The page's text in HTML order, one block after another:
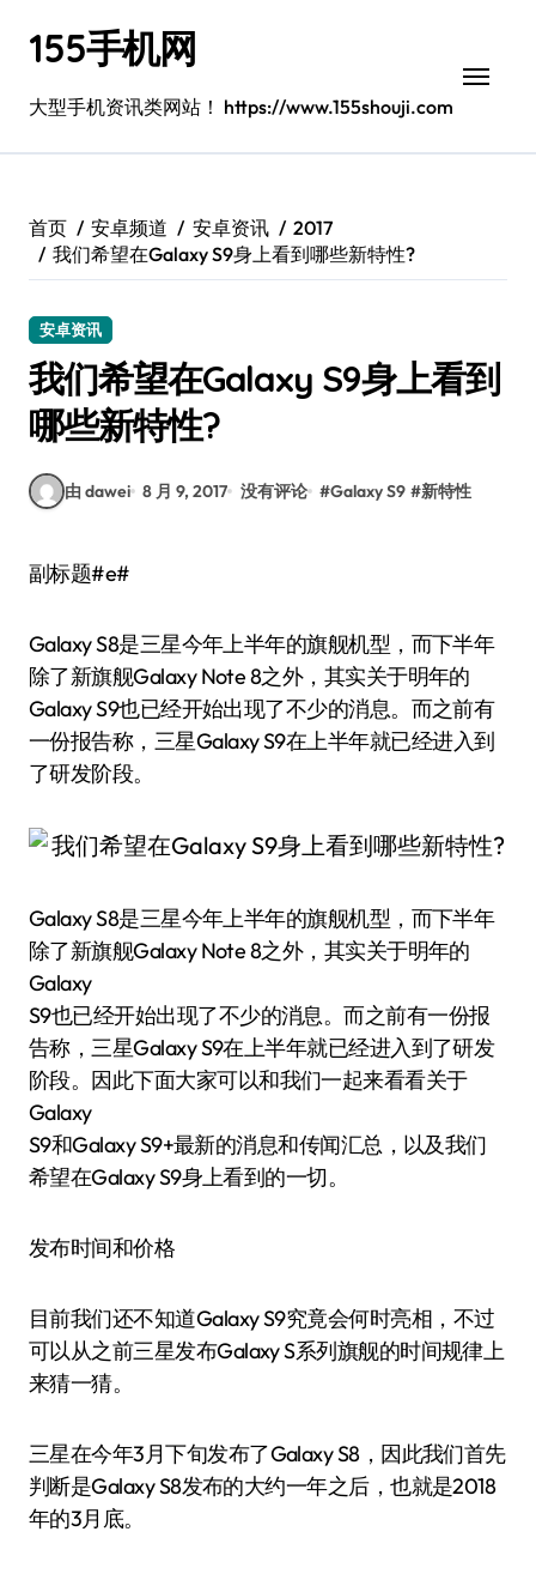
155手机网
大型手机资讯类网站！ https://www.155shouji.com
首页 安卓频道 安卓资讯
2017
我们希望在Galaxy S9身上看到哪些新特性?
安卓资讯
我们希望在Galaxy S9身上看到
哪些新特性?
由 dawei 8 月 9, 2017 没有评论 #Galaxy S9 #新特性
副标题#e#
Galaxy S8是三星今年上半年的旗舰机型，而下半年
除了新旗舰Galaxy Note 8之外，其实关于明年的
Galaxy S9也已经开始出现了不少的消息。而之前有
一份报告称，三星Galaxy S9在上半年就已经进入到
了研发阶段。
Galaxy S8是三星今年上半年的旗舰机型，而下半年
除了新旗舰Galaxy Note 8之外，其实关于明年的
Galaxy
S9也已经开始出现了不少的消息。而之前有一份报
告称，三星Galaxy S9在上半年就已经进入到了研发
阶段。因此下面大家可以和我们一起来看看关于
Galaxy
S9和Galaxy S9+最新的消息和传闻汇总，以及我们
希望在Galaxy S9身上看到的一切。
发布时间和价格
目前我们还不知道Galaxy S9究竟会何时亮相，不过
可以从之前三星发布Galaxy S系列旗舰的时间规律上
来猜一猜。
三星在今年3月下旬发布了Galaxy S8，因此我们首先
判断是Galaxy S8发布的大约一年之后，也就是2018
年的3月底。